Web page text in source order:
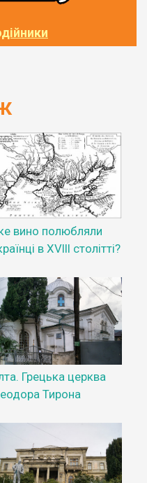
вино полюбляли
в XVIII столітті?
Грецька церква
Тирона